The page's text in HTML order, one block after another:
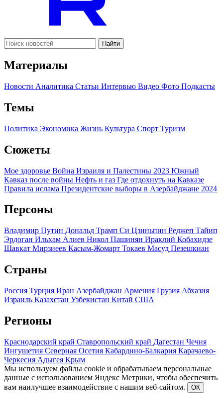
Найти
Материалы
Новости Аналитика Статьи Интервью Видео Фото Подкасты
Темы
Политика Экономика Жизнь Культура Спорт Туризм
Сюжеты
Мое здоровье Война Израиля и Палестины 2023 Южный
Кавказ после войны Нефть и газ Где отдохнуть на Кавказе
Правила ислама Президентские выборы в Азербайджане 2024
Персоны
Владимир Путин Дональд Трамп Си Цзиньпин Реджеп Тайип
Эрдоган Ильхам Алиев Никол Пашинян Ираклий Кобахидзе
Шавкат Мирзиеев Касым-Жомарт Токаев Масуд Пезешкиан
Страны
Россия Турция Иран Азербайджан Армения Грузия Абхазия
Израиль Казахстан Узбекистан Китай США
Регионы
Краснодарский край Ставропольский край Дагестан Чечня
Ингушетия Северная Осетия Кабардино-Балкария Карачаево-
Черкесия Адыгея Крым
Мы используем файлы cookie и обрабатываем персональные
данные с использованием Яндекс Метрики, чтобы обеспечить
вам наилучшее взаимодействие с нашим веб-сайтом.
ОК